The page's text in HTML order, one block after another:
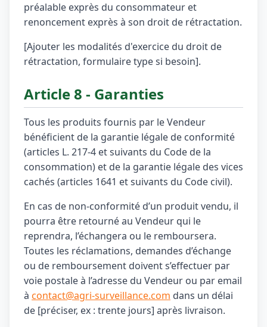
préalable exprès du consommateur et
renoncement exprès à son droit de rétractation.
[Ajouter les modalités d'exercice du droit de
rétractation, formulaire type si besoin].
Article 8 - Garanties
Tous les produits fournis par le Vendeur
bénéficient de la garantie légale de conformité
(articles L. 217-4 et suivants du Code de la
consommation) et de la garantie légale des vices
cachés (articles 1641 et suivants du Code civil).
En cas de non-conformité d’un produit vendu, il
pourra être retourné au Vendeur qui le
reprendra, l’échangera ou le remboursera.
Toutes les réclamations, demandes d’échange
ou de remboursement doivent s’effectuer par
voie postale à l’adresse du Vendeur ou par email
à contact@agri-surveillance.com dans un délai
de [préciser, ex : trente jours] après livraison.